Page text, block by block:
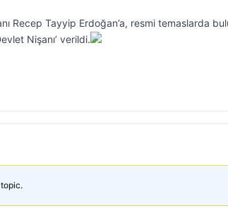
Recep Tayyip Erdoğan’a, resmi temaslarda
Nişanı’ verildi.